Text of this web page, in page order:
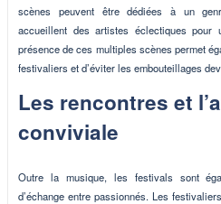
scènes peuvent être dédiées à un
accueillent des artistes éclectiques pour
présence de ces multiples scènes permet
festivaliers et d’éviter les embouteillages
Les rencontres et
conviviale
Outre la musique, les festivals sont
d’échange entre passionnés. Les